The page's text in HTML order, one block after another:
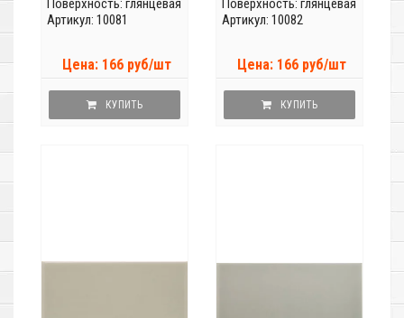
Поверхность: глянцевая
Артикул: 10081
Цена: 166 руб/шт
КУПИТЬ
Поверхность: глянцевая
Артикул: 10082
Цена: 166 руб/шт
КУПИТЬ